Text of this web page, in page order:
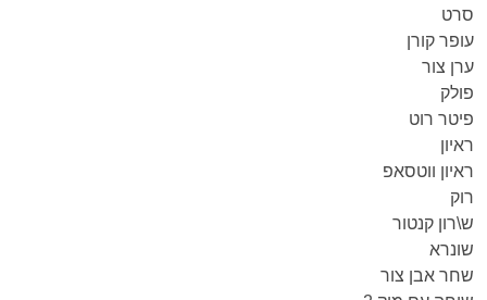
סרט
עופר קורן
ערן צור
פולק
פיטר רוט
ראיון
ראיון ווטסאפ
רוק
ש\רון קנטור
שונרא
שחר אבן צור